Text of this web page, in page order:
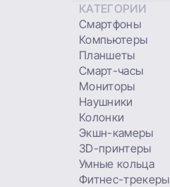
КАТЕГОРИИ
Смартфоны
Компьютеры
Планшеты
Смарт-часы
Мониторы
Наушники
Колонки
Экшн-камеры
3D-принтеры
Умные кольца
Фитнес-трекеры